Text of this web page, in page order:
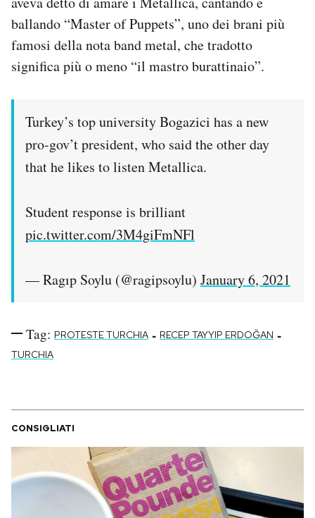
ballando “Master of Puppets”, uno dei brani più
famosi della nota band metal, che tradotto
significa più o meno “il mastro burattinaio”.
Turkey’s top university Bogazici has a new
pro-gov’t president, who said the other day
that he likes to listen Metallica.
Student response is brilliant
pic.twitter.com/3M4giFmNFl
— Ragıp Soylu (@ragipsoylu) January 6, 2021
Tag: PROTESTE TURCHIA - RECEP TAYYIP ERDOĞAN -
TURCHIA
CONSIGLIATI